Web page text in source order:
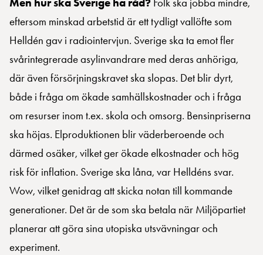
Men hur ska Sverige ha råd? Folk ska jobba mindre,
eftersom minskad arbetstid är ett tydligt vallöfte som
Helldén gav i radiointervjun. Sverige ska ta emot fler
svårintegrerade asylinvandrare med deras anhöriga,
där även försörjningskravet ska slopas. Det blir dyrt,
både i fråga om ökade samhällskostnader och i fråga
om resurser inom t.ex. skola och omsorg. Bensinpriserna
ska höjas. Elproduktionen blir väderberoende och
därmed osäker, vilket ger ökade elkostnader och hög
risk för inflation. Sverige ska låna, var Helldéns svar.
Wow, vilket genidrag att skicka notan till kommande
generationer. Det är de som ska betala när Miljöpartiet
planerar att göra sina utopiska utsvävningar och
experiment.